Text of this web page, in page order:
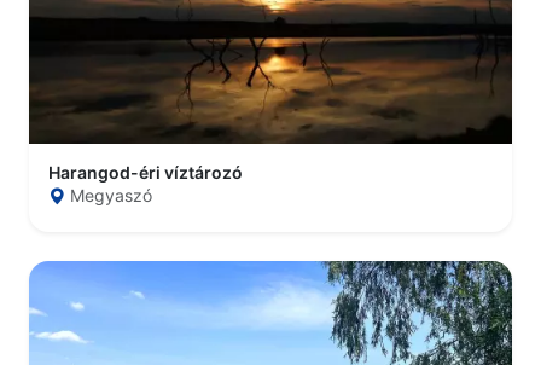
Harangod-éri víztározó
Megyaszó